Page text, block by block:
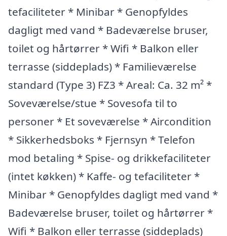
tefaciliteter * Minibar * Genopfyldes
dagligt med vand * Badeværelse bruser,
toilet og hårtørrer * Wifi * Balkon eller
terrasse (siddeplads) * Familieværelse
standard (Type 3) FZ3 * Areal: Ca. 32 m² *
Soveværelse/stue * Sovesofa til to
personer * Et soveværelse * Aircondition
* Sikkerhedsboks * Fjernsyn * Telefon
mod betaling * Spise- og drikkefaciliteter
(intet køkken) * Kaffe- og tefaciliteter *
Minibar * Genopfyldes dagligt med vand *
Badeværelse bruser, toilet og hårtørrer *
Wifi * Balkon eller terrasse (siddeplads)